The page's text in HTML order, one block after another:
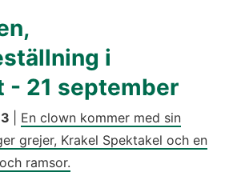
i
- 21 september
En clown kommer med sin
grejer, Krakel Spektakel och en
ramsor.